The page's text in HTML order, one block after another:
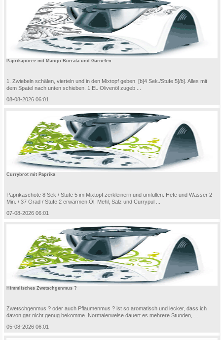
Paprikapüree mit Mango Burrata und Garnelen
1. Zwiebeln schälen, vierteln und in den Mixtopf geben. [b]4 Sek./Stufe 5[/b]. Alles mit
dem Spatel nach unten schieben. 1 EL Olivenöl zugeb ...
08-08-2026 06:01
Currybrot mit Paprika
Paprikaschote 8 Sek / Stufe 5 im Mixtopf zerkleinern und umfüllen. Hefe und Wasser 2
Min. / 37 Grad / Stufe 2 erwärmen.Öl, Mehl, Salz und Currypul ...
07-08-2026 06:01
Himmlisches Zwetschgenmus ?
Zwetschgenmus ? oder auch Pflaumenmus ? ist so aromatisch und lecker, dass ich
davon gar nicht genug bekomme. Normalerweise dauert es mehrere Stunden, ...
05-08-2026 06:01